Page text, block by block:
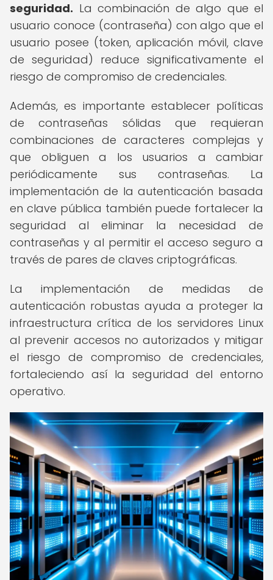
seguridad. La combinación de algo que el
usuario conoce (contraseña) con algo que el
usuario posee (token, aplicación móvil, clave
de seguridad) reduce significativamente el
riesgo de compromiso de credenciales.
Además, es importante establecer políticas
de contraseñas sólidas que requieran
combinaciones de caracteres complejas y
que obliguen a los usuarios a cambiar
periódicamente sus contraseñas. La
implementación de la autenticación basada
en clave pública también puede fortalecer la
seguridad al eliminar la necesidad de
contraseñas y al permitir el acceso seguro a
través de pares de claves criptográficas.
La implementación de medidas de
autenticación robustas ayuda a proteger la
infraestructura crítica de los servidores Linux
al prevenir accesos no autorizados y mitigar
el riesgo de compromiso de credenciales,
fortaleciendo así la seguridad del entorno
operativo.